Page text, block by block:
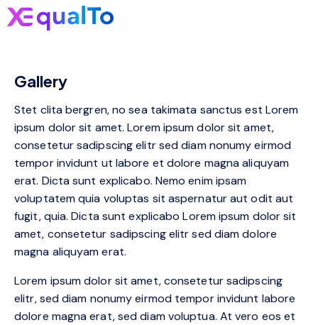
Gallery
Stet clita bergren, no sea takimata sanctus est Lorem
ipsum dolor sit amet. Lorem ipsum dolor sit amet,
consetetur sadipscing elitr sed diam nonumy eirmod
tempor invidunt ut labore et dolore magna aliquyam
erat. Dicta sunt explicabo. Nemo enim ipsam
voluptatem quia voluptas sit aspernatur aut odit aut
fugit, quia. Dicta sunt explicabo Lorem ipsum dolor sit
amet, consetetur sadipscing elitr sed diam dolore
magna aliquyam erat.
Lorem ipsum dolor sit amet, consetetur sadipscing
elitr, sed diam nonumy eirmod tempor invidunt labore
dolore magna erat, sed diam voluptua. At vero eos et